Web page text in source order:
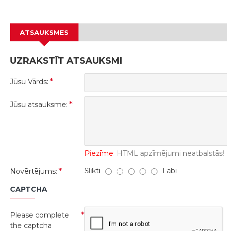
ATSAUKSMES
UZRAKSTĪT ATSAUKSMI
Jūsu Vārds:
Jūsu atsauksme:
Piezīme: HTML apzīmējumi
Novērtējums:
Slikti Labi
CAPTCHA
Please complete
the captcha